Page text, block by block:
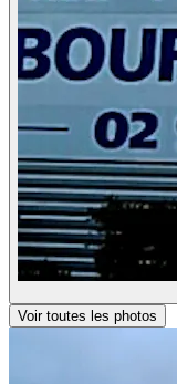
Voir toutes les photos